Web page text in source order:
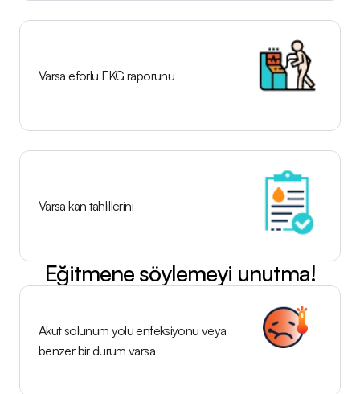
Varsa eforlu EKG raporunu
Varsa kan tahlillerini
Eğitmene söylemeyi unutma!
Akut solunum yolu enfeksiyonu veya
benzer bir durum varsa